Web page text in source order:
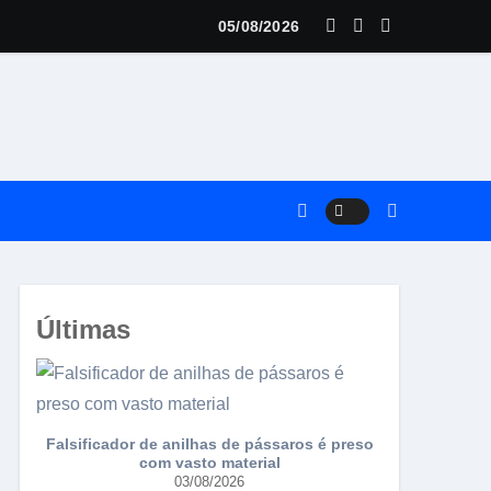
05/08/2026
Últimas
Falsificador de anilhas de pássaros é preso
com vasto material
03/08/2026